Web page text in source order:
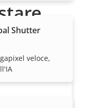
Shutter
veloce,
vengono venduti
di fiducia.